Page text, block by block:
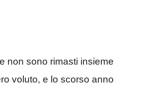
non sono rimasti insieme
voluto, e lo scorso anno